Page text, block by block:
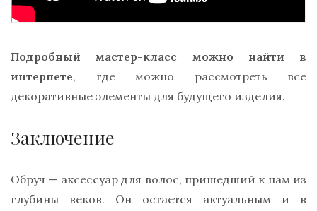
Подробный мастер-класс можно найти в
интернете, где можно рассмотреть все
декоративные элементы для будущего изделия.
Заключение
Обруч — аксессуар для волос, пришедший к нам из
глубины веков. Он остается актуальным и в